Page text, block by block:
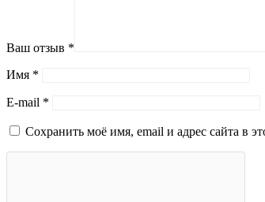
Ваш отзыв *
Имя *
E-mail *
Сохранить моё имя, email и адрес сайта в